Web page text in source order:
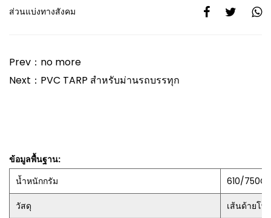
ส่วนแบ่งทางสังคม
Prev：no more
Next：PVC TARP สำหรับม่านรถบรรทุก
ข้อมูลพื้นฐาน:
น้ำหนักกรัม
610/
วัสดุ เส้นด้ายโพ